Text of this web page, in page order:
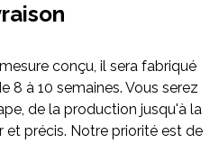
conçu, il sera fabriqué
8 à 10 semaines. Vous serez
de la production jusqu'à la
et précis. Notre priorité est de